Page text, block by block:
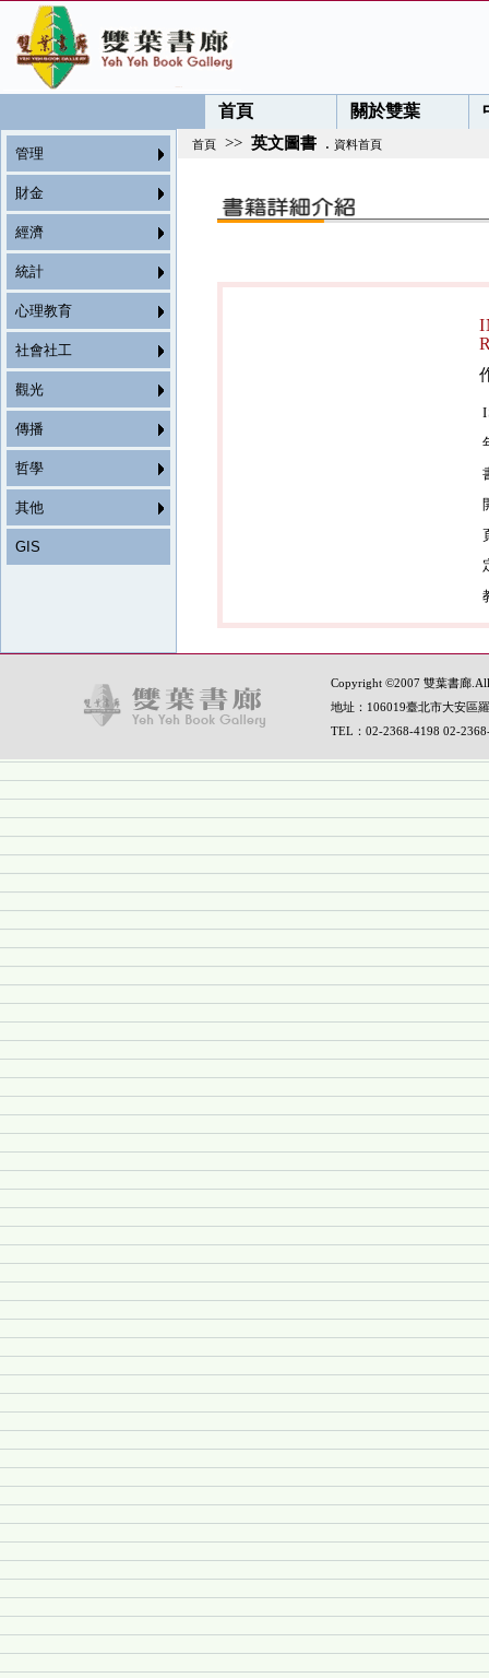
首頁 關於雙葉
管理
財金
經濟
統計
心理教育
社會社工
觀光
傳播
哲學
其他
GIS
首頁 >> 英文圖書 . 資料首頁
Copyright ©2007 雙葉書廊.All
地址：106019臺北市大安區
TEL：02-2368-4198 02-